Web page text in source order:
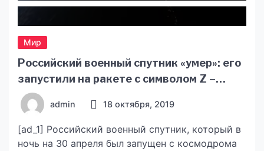
Мир
Российский военный спутник «умер»: его
запустили на ракете с символом Z –
космоблогер — новости Украины, Мир
admin 18 октября, 2019
[ad_1] Российский военный спутник, который в
ночь на 30 апреля был запущен с космодрома